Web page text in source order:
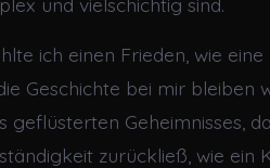
ich einen Frieden, wie
Geschichte bei mir bleiben
geflüsterten Geheimnisses,
zurückließ, wie ein